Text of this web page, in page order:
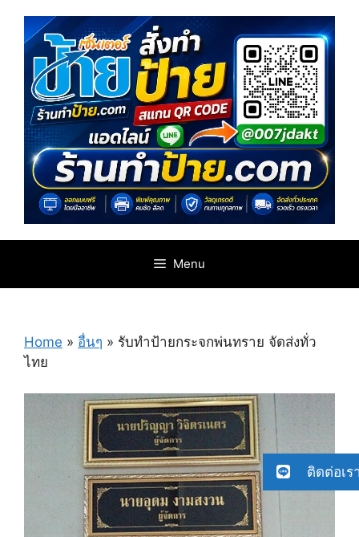
content
Menu
Home » อื่นๆ » รับทำป้ายกระจกพ่นทราย จัดส่งทั่ว
ไทย
ติดต่อเร